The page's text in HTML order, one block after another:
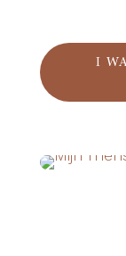
I